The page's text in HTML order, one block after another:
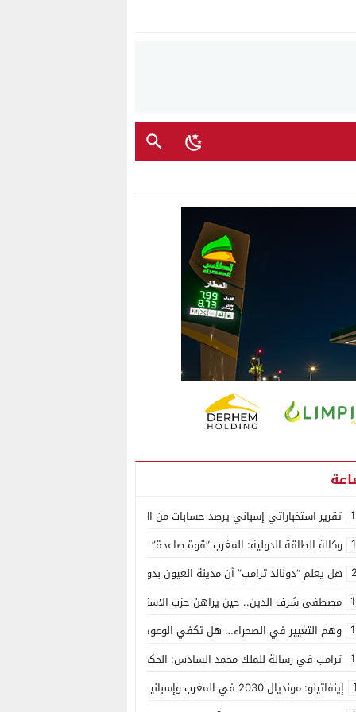
تقرير استخباراتي إسباني يرصد حسابات من الجزائر وأرقاما بـ”213+” ضمن حملة رقمية منظمة حرّضت على اقتحام سبتة
وكالة الطاقة الدولية: المغرب “قوة صاعدة” في سوق المعادن الاستراتيجية
هل يعلم “دونالد ترامب” أن مدينة العيون بدون ماء؟
مصطفى شرف الدين.. حين يراهن حزب الاستقلال على الكفاءة ويمنح الشباب
وهم التغيير في الصحراء… هل تكفي الوعود الفارغة لصناعة الواقع؟
ترامب في رسالة للملك محمد السادس: الحكم الذاتي هو الأساس الوحيد لحل
إينفاتينو: مونديال 2030 في المغرب وإسبانيا والبرتغال سيكون “الأجمل في التاريخ”